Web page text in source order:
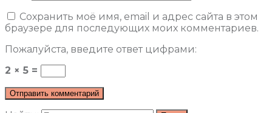
Сохранить моё имя, email и адрес сайта в этом
браузере для последующих моих комментариев.
Пожалуйста, введите ответ цифрами:
2 × 5 =